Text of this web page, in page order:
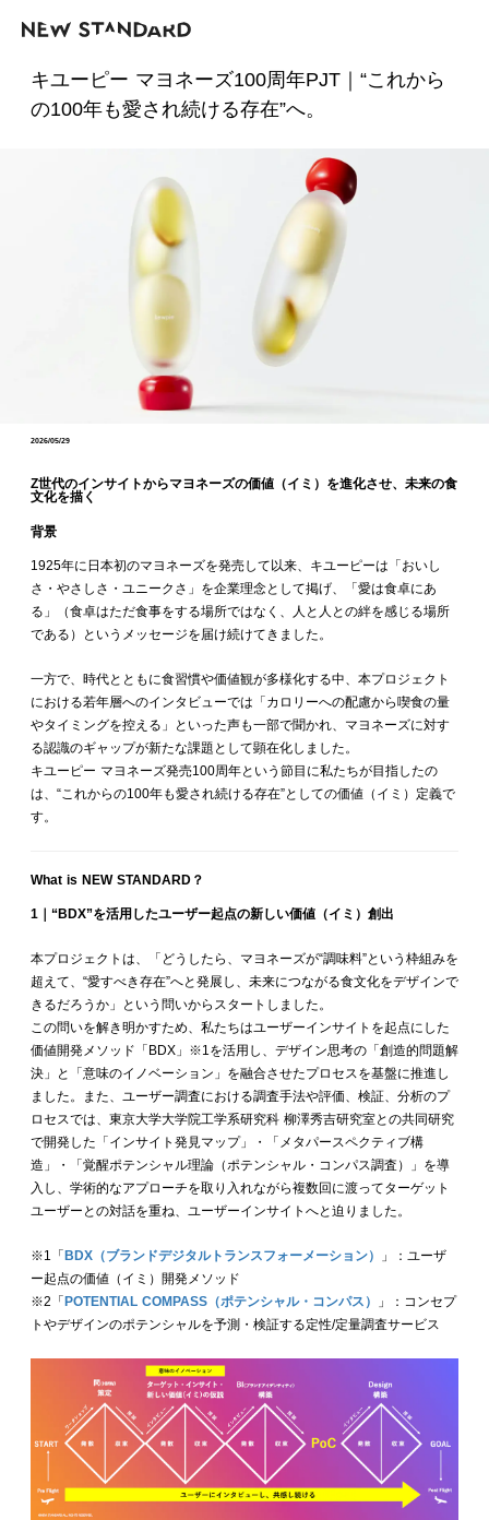
キユーピー マヨネーズ100周年PJT｜“これから
の100年も愛され続ける存在”へ。
2026/05/29
Z世代のインサイトからマヨネーズの価値（イミ）を進化させ、未来の食
文化を描く
背景
1925年に日本初のマヨネーズを発売して以来、キユーピーは「おいし
さ・やさしさ・ユニークさ」を企業理念として掲げ、「愛は食卓にあ
る」（食卓はただ食事をする場所ではなく、人と人との絆を感じる場所
である）というメッセージを届け続けてきました。
一方で、時代とともに食習慣や価値観が多様化する中、本プロジェクト
における若年層へのインタビューでは「カロリーへの配慮から喫食の量
やタイミングを控える」といった声も一部で聞かれ、マヨネーズに対す
る認識のギャップが新たな課題として顕在化しました。
キユーピー マヨネーズ発売100周年という節目に私たちが目指したの
は、“これからの100年も愛され続ける存在”としての価値（イミ）定義で
す。
What is NEW STANDARD？
1｜“BDX”を活用したユーザー起点の新しい価値（イミ）創出
本プロジェクトは、「どうしたら、マヨネーズが“調味料”という枠組みを
超えて、“愛すべき存在”へと発展し、未来につながる食文化をデザインで
きるだろうか」という問いからスタートしました。
この問いを解き明かすため、私たちはユーザーインサイトを起点にした
価値開発メソッド「BDX」※1を活用し、デザイン思考の「創造的問題解
決」と「意味のイノベーション」を融合させたプロセスを基盤に推進し
ました。また、ユーザー調査における調査手法や評価、検証、分析のプ
ロセスでは、東京大学大学院工学系研究科 柳澤秀吉研究室との共同研究
で開発した「インサイト発見マップ」・「メタパースペクティブ構
造」・「覚醒ポテンシャル理論（ポテンシャル・コンパス調査）」を導
入し、学術的なアプローチを取り入れながら複数回に渡ってターゲット
ユーザーとの対話を重ね、ユーザーインサイトへと迫りました。
※1「 BDX（ブランドデジタルトランスフォーメーション）
」：ユーザ
ー起点の価値（イミ）開発メソッド
※2「 POTENTIAL COMPASS（ポテンシャル・コンパス）
」：コンセプ
トやデザインのポテンシャルを予測・検証する定性/定量調査サービス